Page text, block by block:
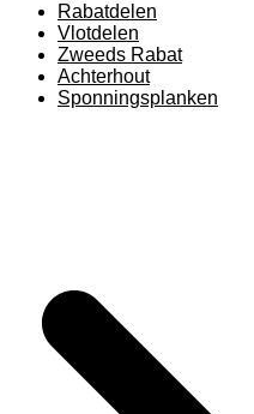
Rabatdelen
Vlotdelen
Zweeds Rabat
Achterhout
Sponningsplanken